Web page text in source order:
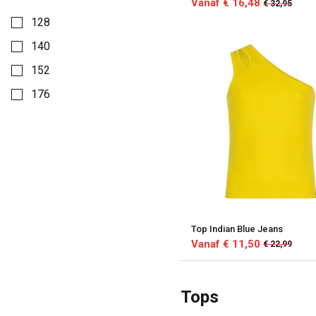
Kies een Kledingmaten om op te filteren
128
140
152
176
Vanaf € 16,48 € 32,95
Top Indian Blue Jeans
Vanaf € 11,50 € 22,99
Tops